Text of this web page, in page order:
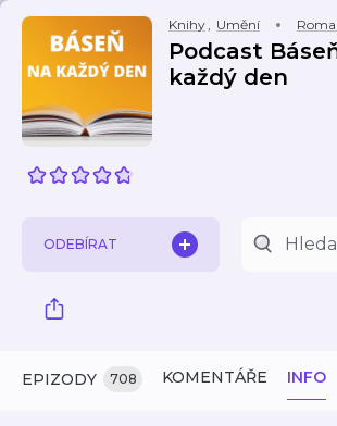
Knihy, Umění
Podcast
každý den
ODEBÍRAT
EPIZODY 708 KOMENTÁŘE INFO